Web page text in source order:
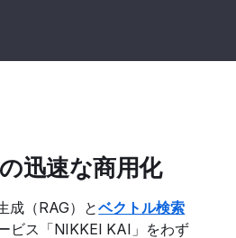
迅速な商用化
成（RAG）とベクトル検索
ビス「NIKKEI KAI」をわず